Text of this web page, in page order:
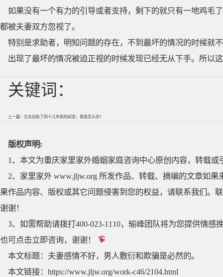
如果没有一个有力的引导或者支持，剩下的就只有一地鸡毛
都被夫妻双方忽视了。
特别是求助者，明知问题的存在，不到最坏的情况的时候就
出现了最坏的情况被迫正视的时候发现已经无从下手。所以
关键词：
上一篇： 丈夫出轨了四十几年前的初恋，我该怎么办？
版权声明:
1、本文为重庆家里家外婚姻家庭咨询中心原创内容，转载
2、家里家外 www.jljw.org 所发作品、转载、摘编的文章如
果作品内容、版权或其它问题侵害到您的权益，请联系我们。
谢谢！
3、如需帮助请拨打400-023-1110，瑜峰团队将为您提供情
也可点击立即咨询，谢谢！
本文标题： 夫妻感情不好，男人敷衍和欺骗是必然的。
本文链接： https://www.jljw.org/work-c46/2104.html